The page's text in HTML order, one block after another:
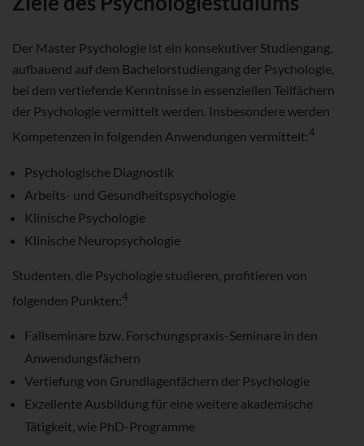
Der Master Psychologie ist ein konsekutiver Studiengang,
aufbauend auf dem Bachelorstudiengang der Psychologie,
bei dem vertiefende Kenntnisse in essenziellen Teilfächern
der Psychologie vermittelt werden. Insbesondere werden
Kompetenzen in folgenden Anwendungen vermittelt:4
Psychologische Diagnostik
Arbeits- und Gesundheitspsychologie
Klinische Psychologie
Klinische Neuropsychologie
Studenten, die Psychologie studieren, profitieren von
folgenden Punkten:4
Fallseminare bzw. Forschungspraxis-Seminare in den
Anwendungsfächern
Vertiefung von Grundlagenfächern der Psychologie
Exzellente Ausbildung für eine weitere akademische
Tätigkeit, wie PhD-Programme